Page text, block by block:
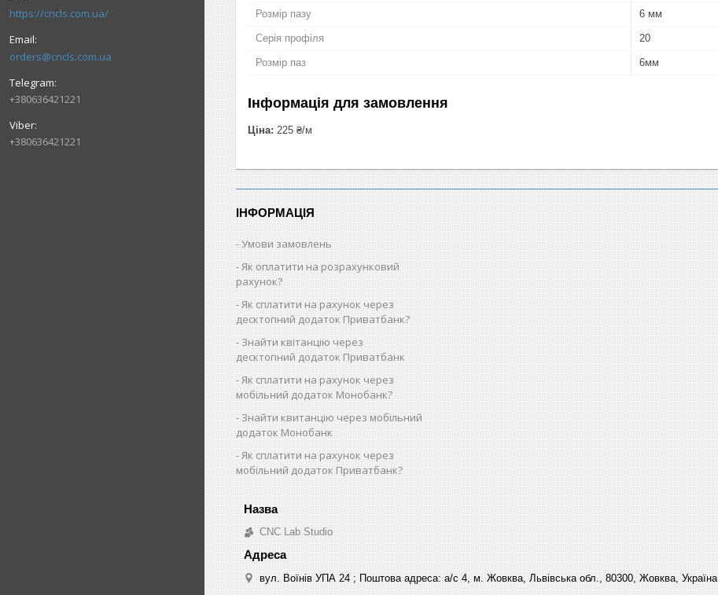
https://cncls.com.ua/
orders@cncls.com.ua
+380636421221
+380636421221
Розмір пазу 6 мм
Серія профіля 20
Розмір паз 6мм
Інформація для замовлення
Ціна: 225 ₴/м
ІНФОРМАЦІЯ
Умови замовлень
Як оплатити на розрахунковий
рахунок?
Як cплатити на рахунок через
десктопний додаток Приватбанк?
Знайти квітанцію через
десктопний додаток Приватбанк
Як сплатити на рахунок через
мобільний додаток Монобанк?
Знайти квитанцію через мобільний
додаток Монобанк
Як сплатити на рахунок через
мобільний додаток Приватбанк?
CNC Lab Studio
вул. Воїнів УПА 24 ; Поштова адреса: а/с 4, м. Жовква, Львівська обл., 80300, Жовква, Україна